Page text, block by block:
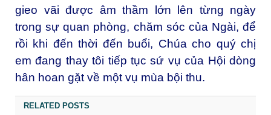
gieo vãi được âm thầm lớn lên từng ngày
trong sự quan phòng, chăm sóc của Ngài, để
rồi khi đến thời đến buổi, Chúa cho quý chị
em đang thay tôi tiếp tục sứ vụ của Hội dòng
hân hoan gặt về một vụ mùa bội thu.
RELATED POSTS